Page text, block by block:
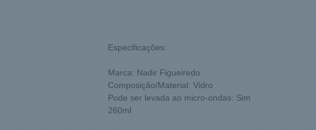
Especificações:
Marca: Nadir Figueiredo
Composição/Material: Vidro
Pode ser levada ao micro-ondas: Sim
260ml